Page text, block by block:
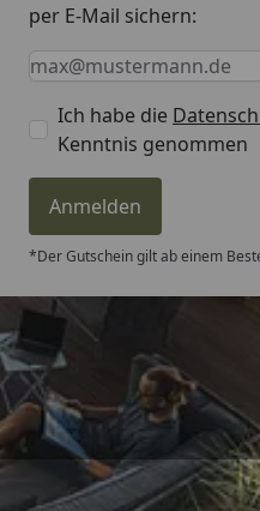
per E-Mail sichern:
Keine Eingabe
Eingabe erforderlich
E-Mail *
Ich habe die
Kenntnis genommen
Anmelden
*Der Gutschein gilt ab einem